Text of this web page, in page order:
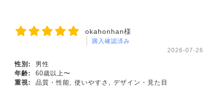
okahonhan様
購入確認済み
2026-07-26
性別:
男性
年齢:
60歳以上〜
重視:
品質・性能, 使いやすさ, デザイン・見た目